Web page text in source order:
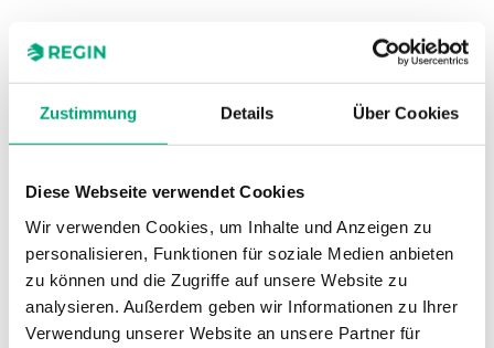
Zustimmung Details Über Cookies
Diese Webseite verwendet Cookies
Wir verwenden Cookies, um Inhalte und Anzeigen zu
personalisieren, Funktionen für soziale Medien anbieten
zu können und die Zugriffe auf unsere Website zu
analysieren. Außerdem geben wir Informationen zu Ihrer
Verwendung unserer Website an unsere Partner für